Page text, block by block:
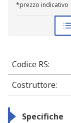
*prezzo indicativo
Codice RS:
Costruttore:
Specifiche